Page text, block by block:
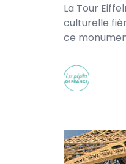
La Tour
culturelle
ce